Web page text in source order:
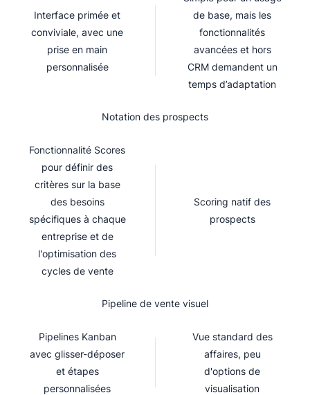
Interface primée et
conviviale, avec une
prise en main
personnalisée
de base, mais les
fonctionnalités
avancées et hors
CRM demandent un
temps d’adaptation
Notation des prospects
Fonctionnalité Scores
pour définir des
critères sur la base
des besoins
spécifiques à chaque
entreprise et de
l'optimisation des
cycles de vente
Scoring natif des
prospects
Pipeline de vente visuel
Pipelines Kanban
avec glisser-déposer
et étapes
personnalisées
Vue standard des
affaires, peu
d'options de
visualisation